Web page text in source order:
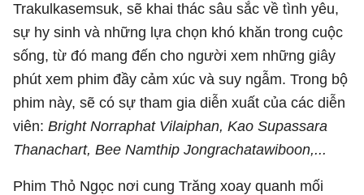
Trakulkasemsuk, sẽ khai thác sâu sắc về tình yêu,
sự hy sinh và những lựa chọn khó khăn trong cuộc
sống, từ đó mang đến cho người xem những giây
phút xem phim đầy cảm xúc và suy ngẫm. Trong bộ
phim này, sẽ có sự tham gia diễn xuất của các diễn
viên: Bright Norraphat Vilaiphan, Kao Supassara
Thanachart, Bee Namthip Jongrachatawiboon,...
Phim Thỏ Ngọc nơi cung Trăng xoay quanh mối